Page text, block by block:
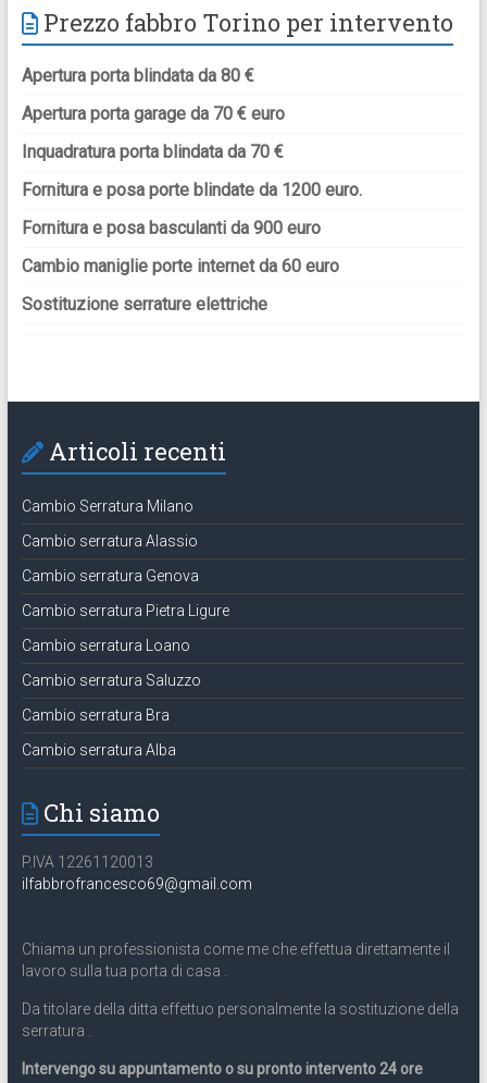
Prezzo fabbro Torino per intervento
Apertura porta blindata da 80 €
Apertura porta garage da 70 € euro
Inquadratura porta blindata da 70 €
Fornitura e posa porte blindate da 1200 euro.
Fornitura e posa basculanti da 900 euro
Cambio maniglie porte internet da 60 euro
Sostituzione serrature elettriche
Articoli recenti
Cambio Serratura Milano
Cambio serratura Alassio
Cambio serratura Genova
Cambio serratura Pietra Ligure
Cambio serratura Loano
Cambio serratura Saluzzo
Cambio serratura Bra
Cambio serratura Alba
Chi siamo
P.IVA 12261120013
ilfabbrofrancesco69@gmail.com
Chiama un professionista come me che effettua direttamente il
lavoro sulla tua porta di casa .
Da titolare della ditta effettuo personalmente la sostituzione della
serratura .
Intervengo su appuntamento o su pronto intervento 24 ore